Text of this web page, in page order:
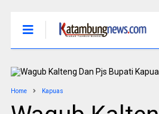
Home Kapuas